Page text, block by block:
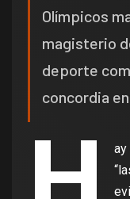
Olímpicos
magisterio
deporte
concordia